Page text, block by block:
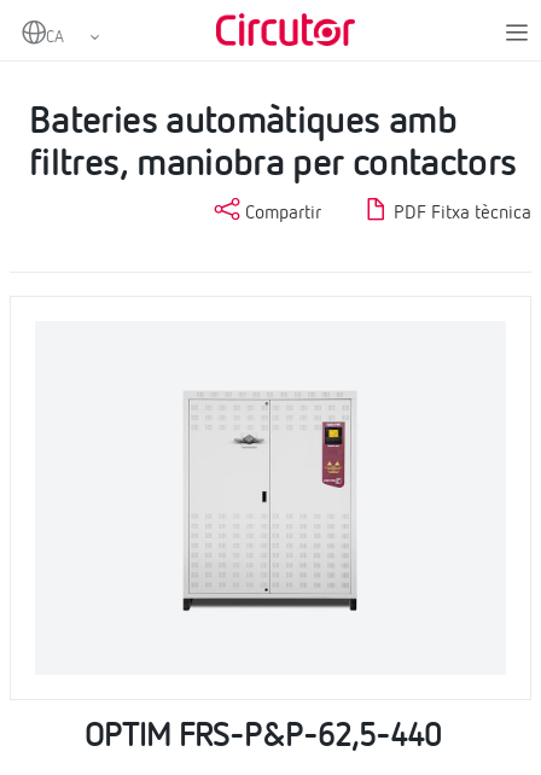
Home
Bateria de condensadors amb filtres de rebuig
Bateries automàtiques amb
filtres, maniobra per contactors
Compartir PDF Fitxa tècnica
OPTIM FRS-P&P-62,5-440